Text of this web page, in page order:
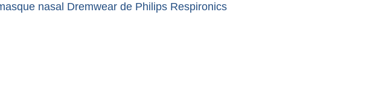
nasal Dremwear de Philips Respironics